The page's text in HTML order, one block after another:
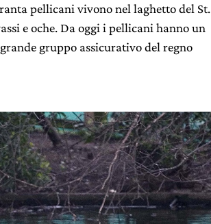
pellicani vivono nel laghetto del St.
e oche. Da oggi i pellicani hanno un
gruppo assicurativo del regno